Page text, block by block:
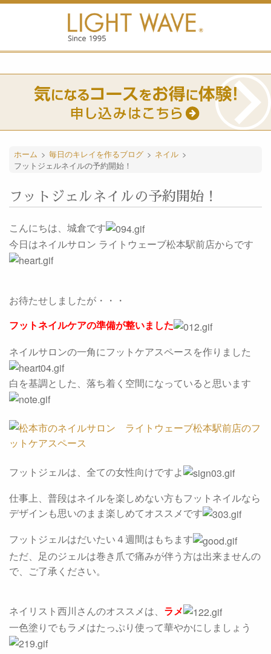
ホーム > 毎日のキレイを作るブログ > ネイル >
フットジェルネイルの予約開始！
フットジェルネイルの予約開始！
こんにちは、城倉です
今日はネイルサロン ライトウェーブ松本駅前店からです
お待たせしましたが・・・
フットネイルケアの準備が整いました
ネイルサロンの一角にフットケアスペースを作りました
白を基調とした、落ち着く空間になっていると思います
フットジェルは、全ての女性向けですよ
仕事上、普段はネイルを楽しめない方もフットネイルなら
デザインも思いのまま楽しめてオススメです
フットジェルはだいたい４週間はもちます
ただ、足のジェルは巻き爪で痛みが伴う方は出来ませんの
で、ご了承ください。
ネイリスト西川さんのオススメは、 ラメ
一色塗りでもラメはたっぷり使って華やかにしましょう